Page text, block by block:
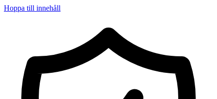
Hoppa till innehåll